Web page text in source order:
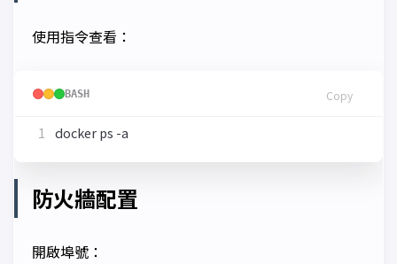
使用指令查看：
BASH Copy
防火牆配置
開啟埠號：